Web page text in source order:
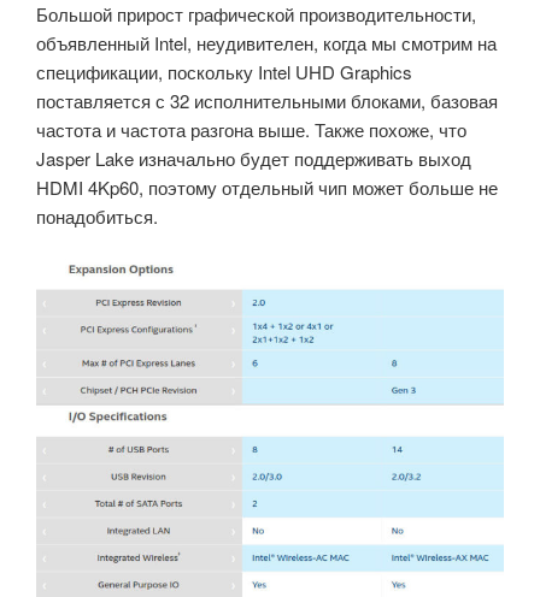
Большой прирост графической производительности,
объявленный Intel, неудивителен, когда мы смотрим на
спецификации, поскольку Intel UHD Graphics
поставляется с 32 исполнительными блоками, базовая
частота и частота разгона выше. Также похоже, что
Jasper Lake изначально будет поддерживать выход
HDMI 4Kp60, поэтому отдельный чип может больше не
понадобиться.